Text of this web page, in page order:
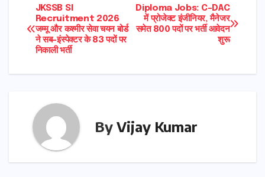
Post
navigation
Diploma Jobs: C-DAC
में प्रोजेक्ट इंजीनियर, मैनेजर
समेत 800 पदों पर भर्ती आवेदन
शुरू
JKSSB SI
Recruitment 2026
जम्मू और कश्मीर सेवा चयन बोर्ड
ने सब-इंस्पेक्टर के 83 पदों पर
निकाली भर्ती
By Vijay Kumar